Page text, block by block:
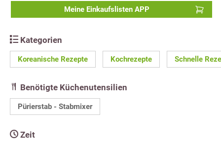
Meine Einkaufslisten APP
Kategorien
Koreanische Rezepte Kochrezepte Schnelle
Benötigte Küchenutensilien
Pürierstab - Stabmixer
Zeit